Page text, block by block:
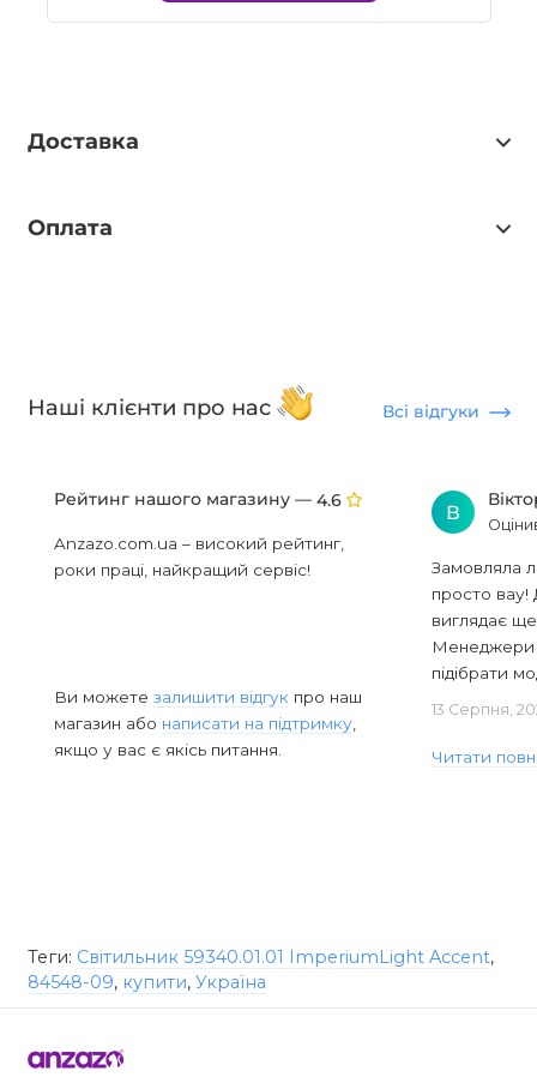
Доставка
Оплата
Наші клієнти про нас Всі відгуки
Рейтинг нашого магазину — 4.6
Anzazo.com.ua – високий рейтинг,
роки праці, найкращий сервіс!
Ви можете залишити відгук про наш
магазин або написати на підтримку
якщо у вас є якісь питання.
В
Замовляла
просто вау!
виглядає
Менеджери
підібрати
13 Серпня,
Читати
Теги: Світильник 59340.01.01 ImperiumLight Accent,
84548-09, купити, Україна